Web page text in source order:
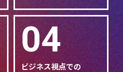
04
ビジネス視点での